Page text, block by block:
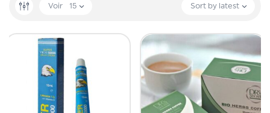
Sort by latest
Voir 15